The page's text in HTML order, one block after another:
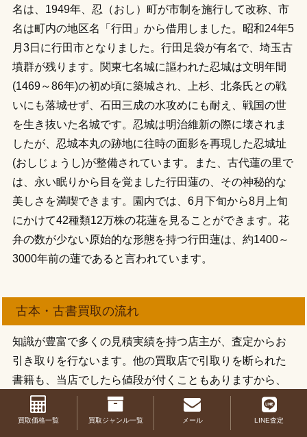
名は、1949年、忍（おし）町が市制を施行して改称、市
名は町内の地区名「行田」から借用しました。昭和24年5
月3日に行田市となりました。行田足袋が有名で、埼玉古
墳群が残ります。関東七名城に謳われた忍城は文明年間
(1469～86年)の初め頃に築城され、上杉、北条氏との戦
いにも落城せず、石田三成の水攻めにも耐え、戦国の世
を生き抜いた名城です。忍城は明治維新の際に壊されま
したが、忍城本丸の跡地に往時の面影を再現した忍城址
(おしじょうし)が整備されています。また、古代蓮の里で
は、永い眠りから目を覚ました行田蓮の、その神秘的な
美しさを満喫できます。園内では、6月下旬から8月上旬
にかけて42種類12万株の花蓮を見ることができます。花
弁の数が少ない原始的な形態を持つ行田蓮は、約1400～
3000年前の蓮であると言われています。
古本・古書買取の流れ
知識が豊富で多くの見積実績を持つ店主が、査定からお
引き取りを行ないます。他の買取店で引取りを断られた
書籍も、当店でしたら値段が付くこともありますから、
お気軽にお問合せして下さい。
出張費無料の「出張買取」と、全国対応で送料無料の
買取価格一覧 買取ジャンル一覧 メール LINE査定